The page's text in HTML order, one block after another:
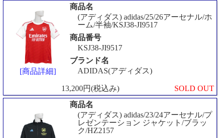
[商品詳細]
商品名
(アディダス) adidas/25/26アーセナル/ホ
ーム/半袖/KSJ38-JI9517
商品番号
KSJ38-JI9517
ブランド名
ADIDAS(アディダス)
13,200円(税込み) SOLD OUT
商品名
(アディダス) adidas/23/24アーセナル/プ
レゼンテーション ジャケット/ブラッ
ク/HZ2157